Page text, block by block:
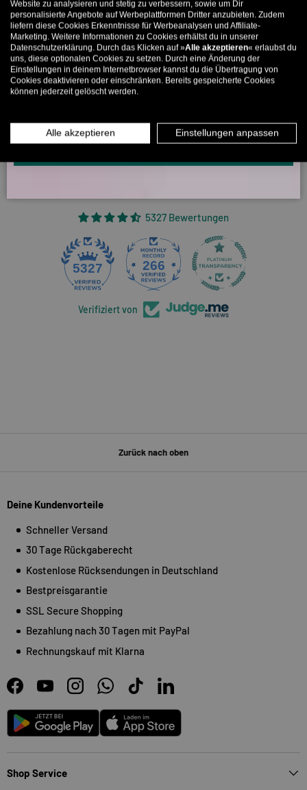
20/04/2025
Elisabetta
Ottima!!!
Bewertung konnte nicht übersetzt werden. Versuchen Sie es
später noch einmal
5327 Bewertungen
5327 266
Verifiziert von
kannst nur 1x wählen! 🤫
5% ab €80 9% ab €100 11% ab €150 🔥
E-Mail
MÄNNER
INFOS ÜBER WHATSAPP? KEIN PROBLEM!
KLICK HIER UND SCHICKE UNS DIE VORGESCHRIEBENE NACHRICHT,
Zurück nach oben
Deine Kundenvorteile
Schneller Versand
30 Tage Rückgaberecht
Kostenlose Rücksendungen in Deutschland
Bestpreisgarantie
SSL Secure Shopping
Bezahlung nach 30 Tagen mit PayPal
Rechnungskauf mit Klarna
FacebookYouTubeInstagramWhatsAppTikTokLinkedIn
Android App Store
Shop Service
Website zu analysieren und stetig zu verbessern, sowie um Dir
personalisierte Angebote auf Werbeplattformen Dritter anzubieten. Zudem
liefern diese Cookies Erkenntnisse für Werbeanalysen und Affiliate-
Marketing. Weitere Informationen zu Cookies erhältst du in unserer
Datenschutzerklärung. Durch das Klicken auf »Alle akzeptieren« erlaubst du
uns, diese optionalen Cookies zu setzen. Durch eine Änderung der
Einstellungen in deinem Internetbrowser kannst du die Übertragung von
Cookies deaktivieren oder einschränken. Bereits gespeicherte Cookies
können jederzeit gelöscht werden.
Alle akzeptieren Einstellungen anpassen